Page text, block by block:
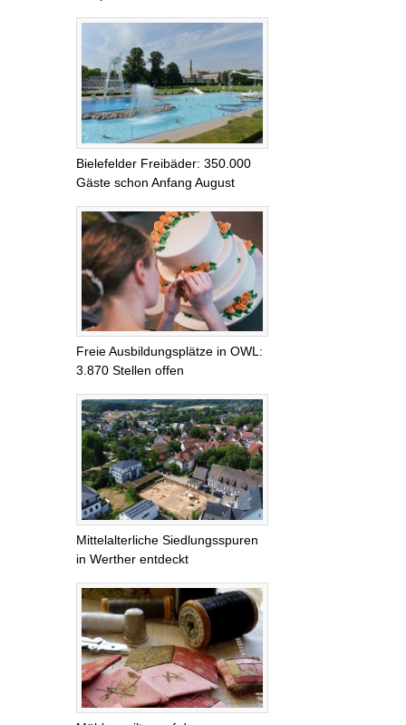
Bielefelder Freibäder: 350.000
Gäste schon Anfang August
Freie Ausbildungsplätze in OWL:
3.870 Stellen offen
Mittelalterliche Siedlungsspuren
in Werther entdeckt